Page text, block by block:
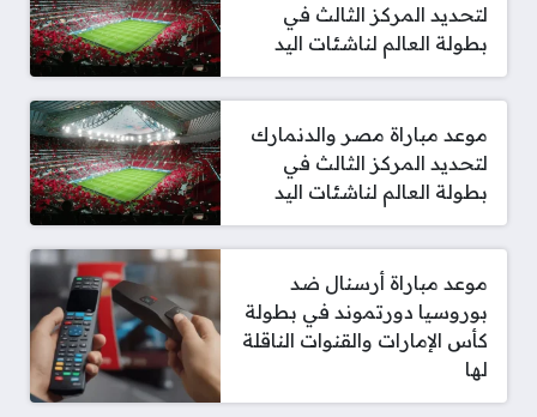
لتحديد المركز الثالث في
بطولة العالم لناشئات اليد
موعد مباراة مصر والدنمارك
لتحديد المركز الثالث في
بطولة العالم لناشئات اليد
موعد مباراة أرسنال ضد
بوروسيا دورتموند في بطولة
كأس الإمارات والقنوات الناقلة
لها